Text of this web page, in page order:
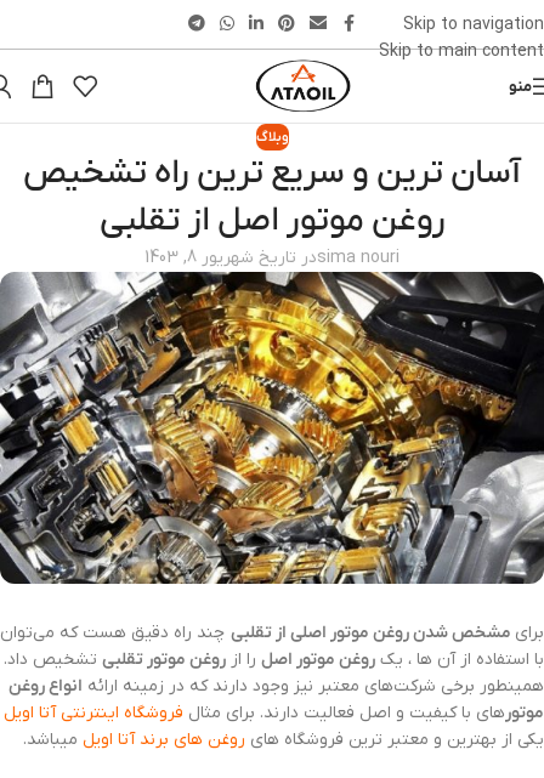
Skip to navigation
Skip to main content
منو
وبلاگ
آسان ترین و سریع ترین راه تشخیص
روغن موتور اصل از تقلبی
sima nouriدر تاریخ شهریور 8, 1403
برای مشخص شدن روغن موتور اصلی از تقلبی چند راه دقیق هست که می‌توان
با استفاده از آن ها ، یک روغن موتور اصل را از روغن موتور تقلبی تشخیص داد.
همینطور برخی شرکت‌های معتبر نیز وجود دارند که در زمینه ارائه انواع روغن‌
موتورهای با کیفیت و اصل فعالیت دارند. برای مثال فروشگاه اینترنتی آتا اویل
یکی از بهترین و معتبر ترین فروشگاه های روغن های برند آتا اویل میباشد.